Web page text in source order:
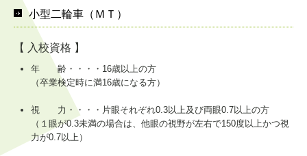
小型二輪車（ＭＴ）
【 入校資格 】
年 齢・・・・16歳以上の方
（卒業検定時に満16歳になる方）
視 力・・・・片眼それぞれ0.3以上及び両眼0.7以上の方
（１眼が0.3未満の場合は、他眼の視野が左右で150度以上かつ視
力が0.7以上）